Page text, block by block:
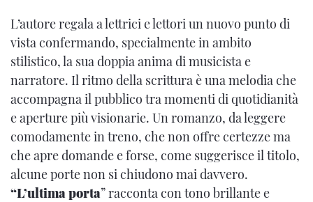
L’autoreregala a lettrici e lettori un nuovo punto di
vista confermando, specialmente in ambito
stilistico, la sua doppia anima di musicista e
narratore. Il ritmo della scrittura è una melodia che
accompagna il pubblico tra momenti di quotidianità
e aperture più visionarie. Un romanzo, da leggere
comodamente in treno, che non offre certezze ma
che apre domande e forse, come suggerisce il titolo,
alcune porte non si chiudono mai davvero.
“L’ultima porta” racconta con tono brillante e